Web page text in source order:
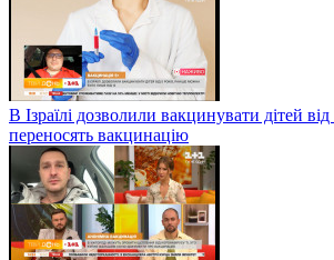
В Ізраїлі дозволили вакцинувати дітей від
переносять вакцинацію